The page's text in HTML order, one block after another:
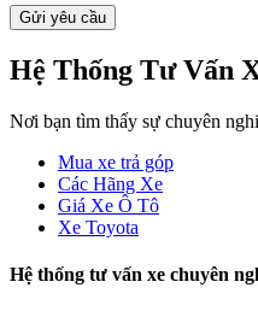
Hệ Thống Tư Vấn
Nơi bạn tìm thấy sự chuyên
Mua xe trả góp
Các Hãng Xe
Giá Xe Ô Tô
Xe Toyota
Hệ thống tư vấn xe chuyên